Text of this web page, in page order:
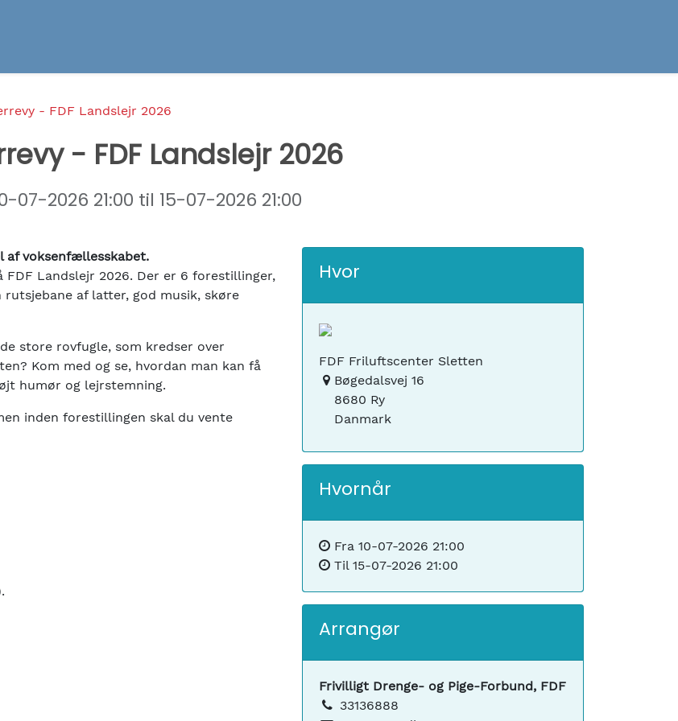
- FDF Landslejr 2026
- FDF Landslejr 2026
07-2026 21:00 til 15-07-2026 21:00
af voksenfællesskabet.
Landslejr 2026. Der er 6 forestillinger,
af latter, god musik, skøre
store rovfugle, som kredser over
Kom med og se, hvordan man kan få
humør og lejrstemning.
inden forestillingen skal du vente
Hvor
FDF Friluftscenter Sletten
Bøgedalsvej 16
8680 Ry
Danmark
Hvornår
Fra 10-07-2026 21:00
Til 15-07-2026 21:00
Arrangør
Frivilligt Drenge- og Pige-Forbund, FDF
33136888